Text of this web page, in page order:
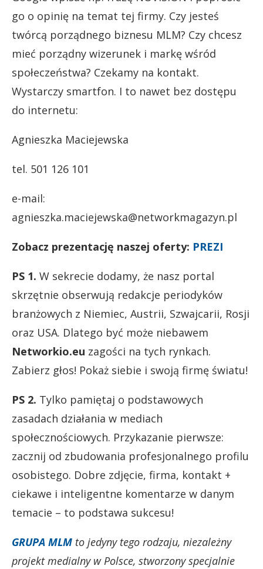
go o opinię na temat tej firmy. Czy jesteś
twórcą porządnego biznesu MLM? Czy chcesz
mieć porządny wizerunek i markę wśród
społeczeństwa? Czekamy na kontakt.
Wystarczy smartfon. I to nawet bez dostępu
do internetu:
Agnieszka Maciejewska
tel. 501 126 101
e-mail:
agnieszka.maciejewska@networkmagazyn.pl
Zobacz prezentację naszej oferty: PREZI
PS 1. W sekrecie dodamy, że nasz portal
skrzętnie obserwują redakcje periodyków
branżowych z Niemiec, Austrii, Szwajcarii, Rosji
oraz USA. Dlatego być może niebawem
Networkio.eu zagości na tych rynkach.
Zabierz głos! Pokaż siebie i swoją firmę światu!
PS 2. Tylko pamiętaj o podstawowych
zasadach działania w mediach
społecznościowych. Przykazanie pierwsze:
zacznij od zbudowania profesjonalnego profilu
osobistego. Dobre zdjęcie, firma, kontakt +
ciekawe i inteligentne komentarze w danym
temacie – to podstawa sukcesu!
GRUPA MLM to jedyny tego rodzaju, niezależny
projekt medialny w Polsce, stworzony specjalnie